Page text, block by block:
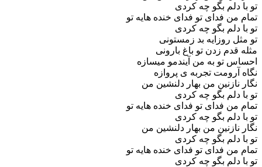
تو با دلم بگو چه کردی
تمام من فدای تو فدای خنده هایه تو
تو با دلم بگو چه کردی
تو مثل روزایه بد زمستونی
مثله قدم زدن تو باغ بارونی
احساس تو به من آیندمو میسازه
نگاه آرومت تجربه ی پروازه
نگار نازنین من بهار دلنشین من
تو با دلم بگو چه کردی
تمام من فدای تو فدای خنده هایه تو
تو با دلم بگو چه کردی
نگار نازنین من بهار دلنشین من
تو با دلم بگو چه کردی
تمام من فدای تو فدای خنده هایه تو
تو با دلم بگو چه کردی